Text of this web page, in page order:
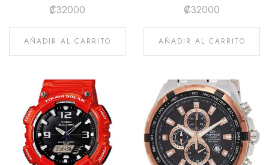
₡32000
AÑADIR AL CARRITO
₡32000
AÑADIR AL CARRITO